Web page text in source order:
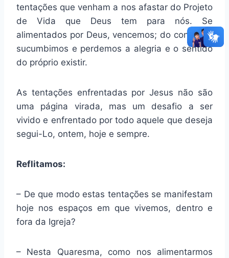
tentações que venham a nos afastar do Projeto
de Vida que Deus tem para nós. Se
alimentados por Deus, vencemos; do contrário,
sucumbimos e perdemos a alegria e o sentido
do próprio existir.
As tentações enfrentadas por Jesus não são
uma página virada, mas um desafio a ser
vivido e enfrentado por todo aquele que deseja
segui-Lo, ontem, hoje e sempre.
Reflitamos:
– De que modo estas tentações se manifestam
hoje nos espaços em que vivemos, dentro e
fora da Igreja?
– Nesta Quaresma, como nos alimentarmos